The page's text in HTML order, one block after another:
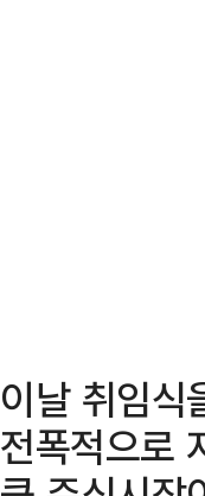
이날 취임식
전폭적으로